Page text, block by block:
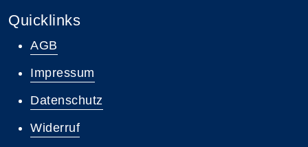
Quicklinks
AGB
Impressum
Datenschutz
Widerruf